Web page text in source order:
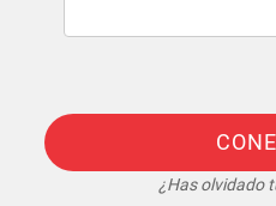
¿Has olvidado